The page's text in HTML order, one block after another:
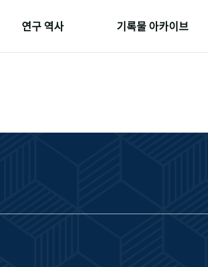
연구 역사 기록물 아카이브